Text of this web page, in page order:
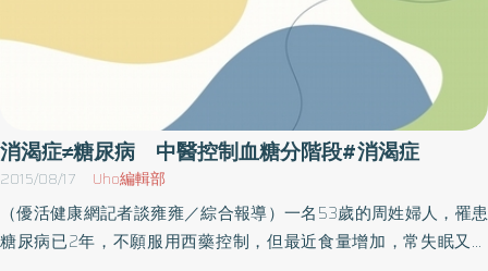
可以使用玉女煎加減方，有助於清胃瀉火，養陰生津；下消則是腎
陰虧虛型的消渴，以多尿為主，還可能伴隨尿濁、腰膝痠軟，形體
瘦弱等症狀，臨床可用六味地黃丸加減方，有助於滋陰固腎。 要注
意的是，許多下消是由上消和中消發展而成，類似於糖尿病的後
期，患者的體質中的氣陰虧虛的程度以及是否久病出現瘀象，也需
一併考量處理。 飲食地雷要避開 食療穴位助控糖 吳宛容中醫師表
示無論是糖尿病前中後期的患者，飲食的控制都要相當注意，建議
可多攝取高纖維的食物，以及像是苦瓜、冬瓜、山藥、薏仁等清熱
生津的食材。避開高糖分、高脂肪及精緻澱粉，同時也要小心加工
糖尿病治療史。杏儒中醫診所院長蔡易昌中西醫師表示，中醫方面
對於糖尿病的相關論述，多屬於「消渴症」、「脾癉」、「消癉」
的範疇。「消渴症」是後人對糖尿病的概論，其實，消渴症又可細
分為「脾癉」、「消癉」兩大部分。在中醫古籍《素問．奇病論》
提到「脾癉……此肥美之所發也，此人必數食甘美而多肥也。肥者令
人內熱，甘者令人中滿，故其氣上溢，轉為消渴」，脾癉的「癉」
字，是「熱」的意思，所以脾癉是指脾熱之病，就是吃太多膏粱厚
味、甘味肥美，導致內熱中滿脾熱，日久可轉發為消渴症，而這熱
內熱，亦可使消渴症惡化，而胰島素阻抗通常多屬於「脾癉」的階
消渴症≠糖尿病 中醫控制血糖分階段#消渴症
2015/08/17 Uho編輯部
（優活健康網記者談雍雍／綜合報導）一名53歲的周姓婦人，罹患
糖尿病已2年，不願服用西藥控制，但最近食量增加，常失眠又煩